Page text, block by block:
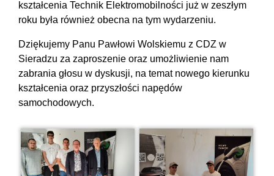
kształcenia Technik Elektromobilności już w zeszłym
roku była również obecna na tym wydarzeniu.
Dziękujemy Panu Pawłowi Wolskiemu z CDZ w
Sieradzu za zaproszenie oraz umożliwienie nam
zabrania głosu w dyskusji, na temat nowego kierunku
kształcenia oraz przyszłości napędów
samochodowych.